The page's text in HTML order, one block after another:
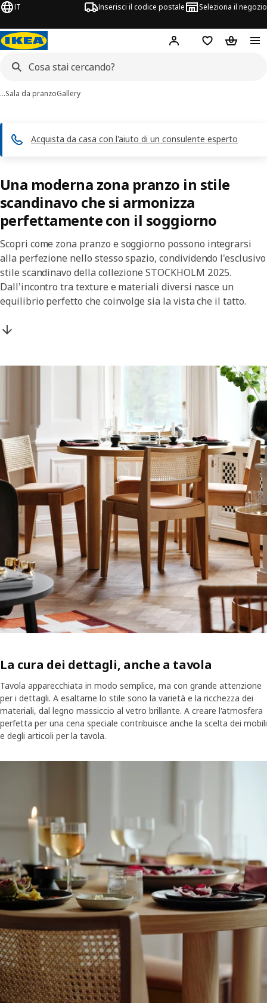
IT Inserisci il codice postale Seleziona il negozio
Hej! AccediLista deiCarrello
…Sala da pranzoGallery
Acquista da casa con l'aiuto di un consulente esperto
Una moderna zona pranzo in stile
scandinavo che si armonizza
perfettamente con il soggiorno
Scopri come zona pranzo e soggiorno possono integrarsi
alla perfezione nello stesso spazio, condividendo l'esclusivo
stile scandinavo della collezione STOCKHOLM 2025.
Dall'incontro tra texture e materiali diversi nasce un
equilibrio perfetto che coinvolge sia la vista che il tatto.
La cura dei dettagli, anche a tavola
Tavola apparecchiata in modo semplice, ma con grande attenzione
per i dettagli. A esaltarne lo stile sono la varietà e la ricchezza dei
materiali, dal legno massiccio al vetro brillante. A creare l'atmosfera
perfetta per una cena speciale contribuisce anche la scelta dei mobili
e degli articoli per la tavola.